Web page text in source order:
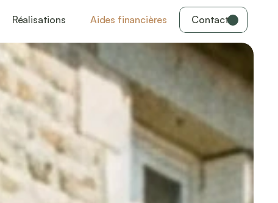
Réalisations Aides financières Contact